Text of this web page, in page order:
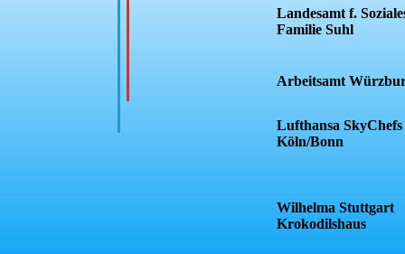
Landesamt f.
Familie Suhl
Arbeitsamt
Lufthansa SkyChefs
Köln/Bonn
Wilhelma Stuttgart
Krokodilshaus